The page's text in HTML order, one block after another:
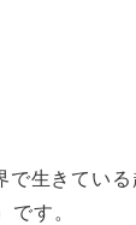
で生きてい
です。